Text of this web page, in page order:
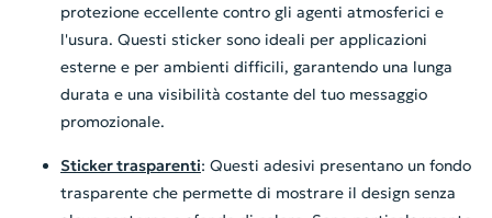
protezione eccellente contro gli agenti atmosferici e
l'usura. Questi sticker sono ideali per applicazioni
esterne e per ambienti difficili, garantendo una lunga
durata e una visibilità costante del tuo messaggio
promozionale.
Sticker trasparenti: Questi adesivi presentano un fondo
trasparente che permette di mostrare il design senza